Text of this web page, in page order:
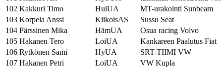
102 Kakkuri Timo HuiUA
MT-urakointi Sunbeam
103 Korpela Anssi KiikoisAS
Sussu Seat
104 Pärssinen Mika HämUA
Osua racing Volvo
105 Hakanen Tero LoiUA
Kankareen Paalutus Fiat
106 Rytkönen Sami HyUA
SRT-TIIMI VW
107 Hakanen Petri LoiUA
VW Kupla